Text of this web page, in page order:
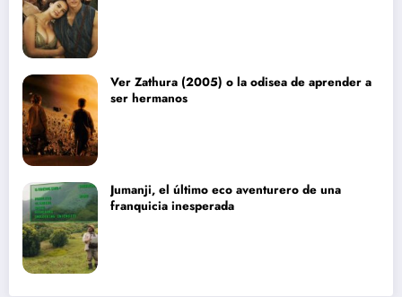
Ver Zathura (2005) o la odisea de aprender a
ser hermanos
Jumanji, el último eco aventurero de una
franquicia inesperada